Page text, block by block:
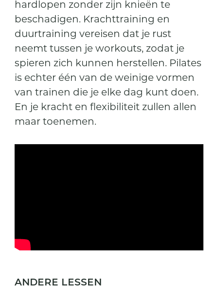
hardlopen zonder zijn knieën te
beschadigen. Krachttraining en
duurtraining vereisen dat je rust
neemt tussen je workouts, zodat je
spieren zich kunnen herstellen. Pilates
is echter één van de weinige vormen
van trainen die je elke dag kunt doen.
En je kracht en flexibiliteit zullen allen
maar toenemen.
ANDERE LESSEN